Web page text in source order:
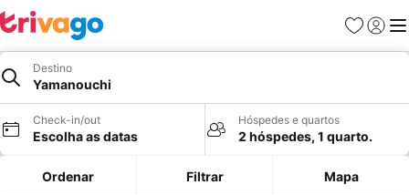
Favoritos
Iniciar
Destino
Yamanouchi
Check-in/out
Escolha as datas
Hóspedes e quartos
2 hóspedes, 1 quarto.
Ordenar Filtrar Mapa